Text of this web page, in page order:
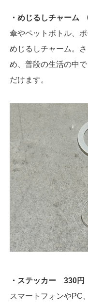
・めじるしチャーム
傘やペットボトル、
めじるしチャーム。
め、普段の生活の中
だけます。
・ステッカー 330円
スマートフォンやPC